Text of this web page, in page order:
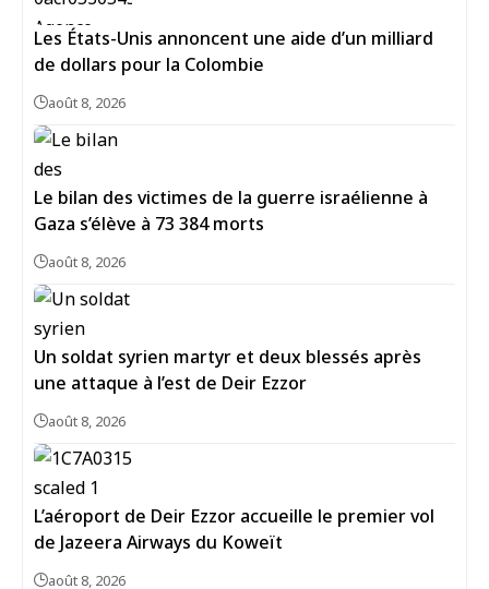
Les États-Unis annoncent une aide d’un milliard
de dollars pour la Colombie
août 8, 2026
Le bilan des victimes de la guerre israélienne à
Gaza s’élève à 73 384 morts
août 8, 2026
Un soldat syrien martyr et deux blessés après
une attaque à l’est de Deir Ezzor
août 8, 2026
L’aéroport de Deir Ezzor accueille le premier vol
de Jazeera Airways du Koweït
août 8, 2026